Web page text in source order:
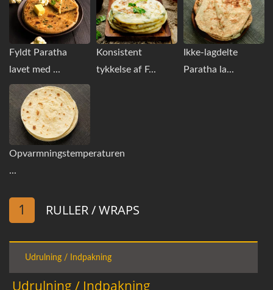
Fyldt Paratha
lavet med ...
Konsistent
tykkelse af F...
Ikke-lagdelte
Paratha la...
Opvarmningstemperaturen
...
1 RULLER / WRAPS
Udrulning / Indpakning
Udrulning / Indpakning